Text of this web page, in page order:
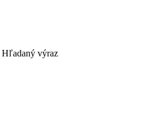
Hľadaný výraz